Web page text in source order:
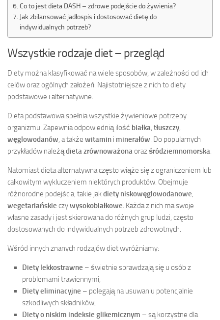
Co to jest dieta DASH – zdrowe podejście do żywienia?
Jak zbilansować jadłospis i dostosować dietę do
indywidualnych potrzeb?
Wszystkie rodzaje diet – przegląd
Diety można klasyfikować na wiele sposobów, w zależności od ich
celów oraz ogólnych założeń. Najistotniejsze z nich to diety
podstawowe i alternatywne.
Dieta podstawowa spełnia wszystkie żywieniowe potrzeby
organizmu. Zapewnia odpowiednią ilość białka, tłuszczy,
węglowodanów, a także witamin i minerałów. Do popularnych
przykładów należądieta zrównoważonaorazśródziemnomorska.
Natomiast dieta alternatywna często wiąże się z ograniczeniem lub
całkowitym wykluczeniem niektórych produktów. Obejmuje
różnorodne podejścia, takie jakdiety niskowęglowodanowe,
wegetariańskie czywysokobiałkowe. Każda z nich ma swoje
własne zasady i jest skierowana do różnych grup ludzi, często
dostosowanych do indywidualnych potrzeb zdrowotnych.
Wśród innych znanych rodzajów diet wyróżniamy:
Diety lekkostrawne – świetnie sprawdzają się u osób z
problemami trawiennymi,
Diety eliminacyjne – polegają na usuwaniu potencjalnie
szkodliwych składników,
Diety o niskim indeksie glikemicznym – są korzystne dla